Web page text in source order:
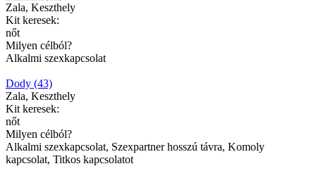
Zala, Keszthely
Kit keresek:
nőt
Milyen célból?
Alkalmi szexkapcsolat
Dody (43)
Zala, Keszthely
Kit keresek:
nőt
Milyen célból?
Alkalmi szexkapcsolat, Szexpartner hosszú távra, Komoly
kapcsolat, Titkos kapcsolatot